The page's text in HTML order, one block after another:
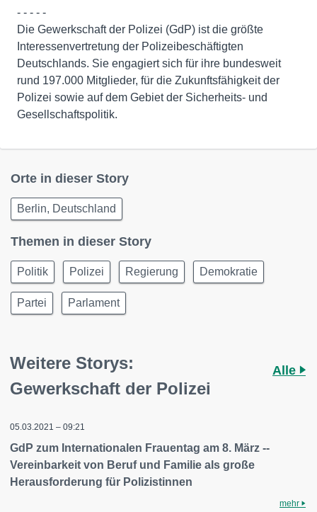
- - - - -
Die Gewerkschaft der Polizei (GdP) ist die größte
Interessenvertretung der Polizeibeschäftigten
Deutschlands. Sie engagiert sich für ihre bundesweit
rund 197.000 Mitglieder, für die Zukunftsfähigkeit der
Polizei sowie auf dem Gebiet der Sicherheits- und
Gesellschaftspolitik.
Orte in dieser Story
Berlin, Deutschland
Themen in dieser Story
Politik Polizei Regierung Demokratie
Partei Parlament
Weitere Storys:
Gewerkschaft der Polizei
Alle
05.03.2021 – 09:21
GdP zum Internationalen Frauentag am 8. März --
Vereinbarkeit von Beruf und Familie als große
Herausforderung für Polizistinnen
mehr